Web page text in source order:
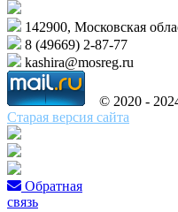
142900, Московская
8 (49669) 2-87-77
kashira@mosreg.ru
© 2020 -
Старая версия сайта
Обратная
связь